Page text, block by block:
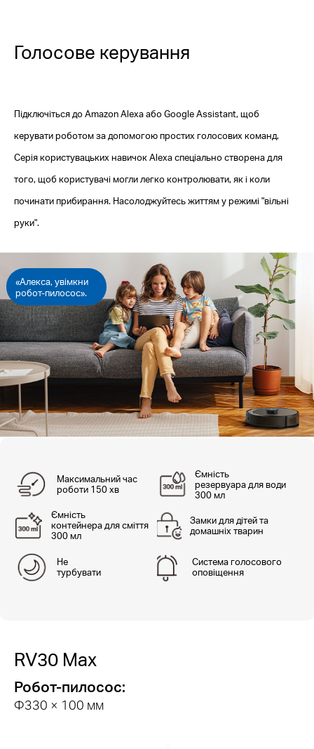
Голосове керування
Підключіться до Amazon Alexa або Google Assistant, щоб
керувати роботом за допомогою простих голосових команд.
Серія користувацьких навичок Alexa спеціально створена для
того, щоб користувачі могли легко контролювати, як і коли
починати прибирання. Насолоджуйтесь життям у режимі "вільні
руки".
«Алекса, увімкни
робот-пилосос».
Максимальний час
роботи 150 хв
Ємність
резервуара для води
300 мл
Ємність
контейнера для сміття
300 мл
Замки для дітей та
домашніх тварин
Не
турбувати
Система голосового
оповіщення
RV30 Max
Робот-пилосос:
Φ330 × 100 мм